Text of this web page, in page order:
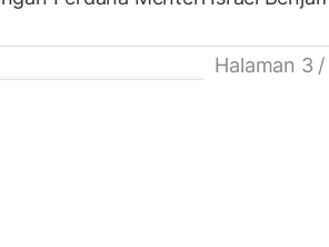
Halaman 3